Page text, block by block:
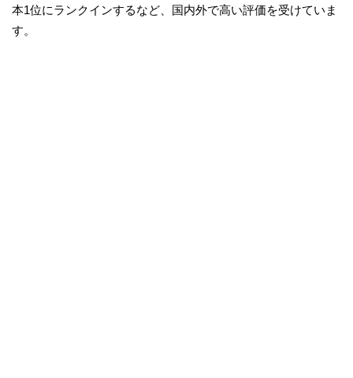
本1位にランクインするなど、国内外で高い評価を受けていま
す。